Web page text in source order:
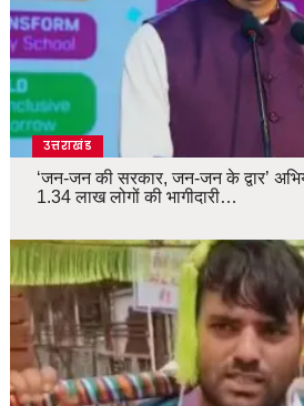
उत्तराखंड
‘जन-जन की सरकार, जन-जन के द्वार’
1.34 लाख लोगों की भागीदारी…